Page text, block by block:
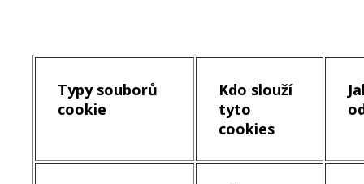
Typy souborů
cookie
Kdo slouží
tyto
cookies